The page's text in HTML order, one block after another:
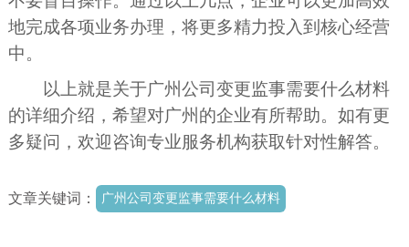
地完成各项业务办理，将更多精力投入到核心经营
中。
以上就是关于广州公司变更监事需要什么材料
的详细介绍，希望对广州的企业有所帮助。如有更
多疑问，欢迎咨询专业服务机构获取针对性解答。
文章关键词： 广州公司变更监事需要什么材料